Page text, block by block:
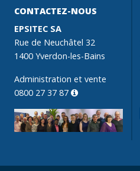
CONTACTEZ-NOUS
EPSITEC SA
Rue de Neuchâtel 32
1400 Yverdon-les-Bains
Administration et vente
0800 27 37 87